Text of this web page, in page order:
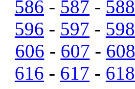
586 - 587 - 588
596 - 597 - 598
606 - 607 - 608
616 - 617 - 618